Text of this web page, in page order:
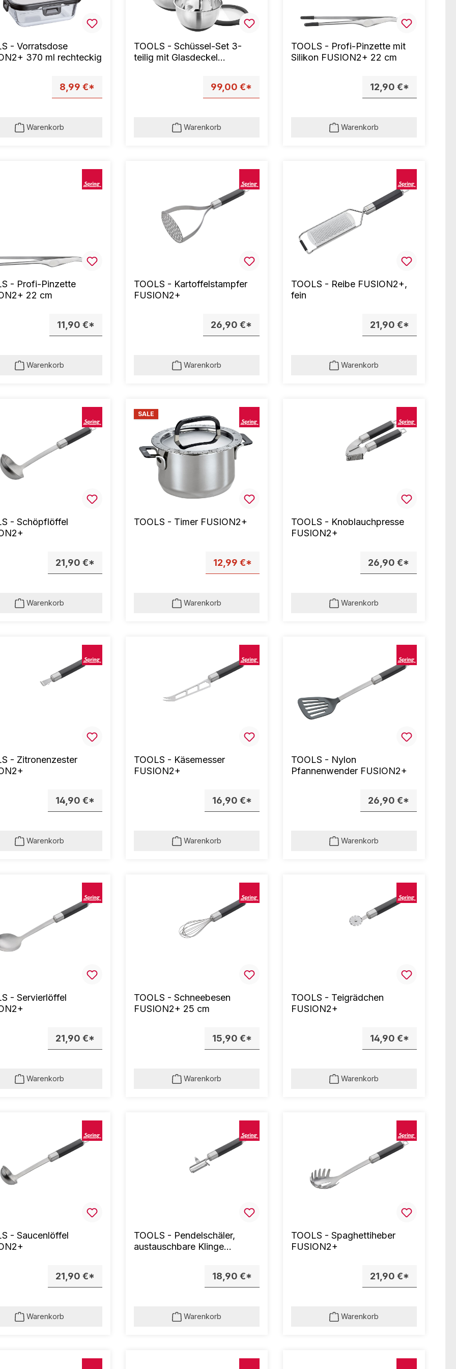
- Vorratsdose
370 ml rechteckig
8,99 €*
Warenkorb
TOOLS - Schüssel-Set 3-
teilig mit Glasdeckel
99,00 €*
Warenkorb
TOOLS - Profi-Pinzette mit
Silikon FUSION2+ 22 cm
12,90 €*
Warenkorb
- Profi-Pinzette
22 cm
11,90 €*
Warenkorb
TOOLS - Kartoffelstampfer
FUSION2+
26,90 €*
Warenkorb
TOOLS - Reibe FUSION2+,
fein
21,90 €*
Warenkorb
- Schöpflöffel
21,90 €*
Warenkorb
SALE
TOOLS - Timer FUSION2+
12,99 €*
Warenkorb
TOOLS - Knoblauchpresse
FUSION2+
26,90 €*
Warenkorb
- Zitronenzester
14,90 €*
Warenkorb
TOOLS - Käsemesser
FUSION2+
16,90 €*
Warenkorb
TOOLS - Nylon
Pfannenwender FUSION2+
26,90 €*
Warenkorb
- Servierlöffel
21,90 €*
Warenkorb
TOOLS - Schneebesen
FUSION2+ 25 cm
15,90 €*
Warenkorb
TOOLS - Teigrädchen
FUSION2+
14,90 €*
Warenkorb
- Saucenlöffel
21,90 €*
Warenkorb
TOOLS - Pendelschäler,
austauschbare Klinge
18,90 €*
Warenkorb
TOOLS - Spaghettiheber
FUSION2+
21,90 €*
Warenkorb